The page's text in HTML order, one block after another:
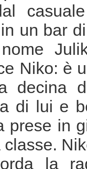
un bar
Niko: è
decina
di lui e
prese in
la